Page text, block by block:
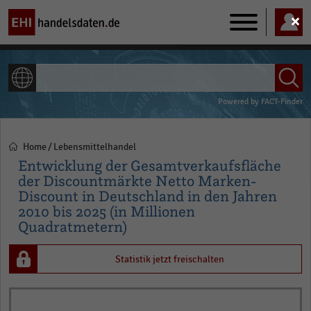
Main
navigation
Powered by FACT-Finder
Pfadnavigation
Home Lebensmittelhandel
Entwicklung der Gesamtverkaufsfläche
der Discountmärkte Netto Marken-
Discount in Deutschland in den Jahren
2010 bis 2025 (in Millionen
Quadratmetern)
Statistik jetzt freischalten